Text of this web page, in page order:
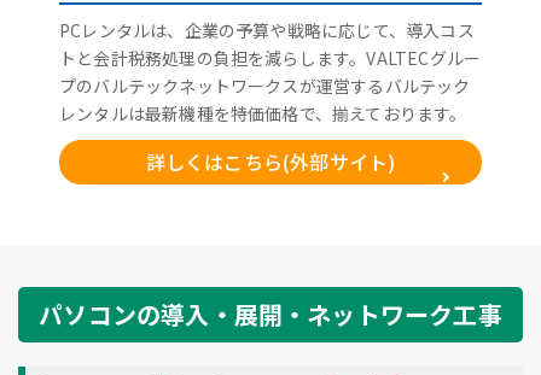
PCレンタルは、企業の予算や戦略に応じて、導入コス
トと会計税務処理の負担を減らします。VALTECグルー
プのバルテックネットワークスが運営するバルテック
レンタルは最新機種を特価価格で、揃えております。
詳しくはこちら(外部サイト)
パソコンの導入・展開・ネットワーク工事